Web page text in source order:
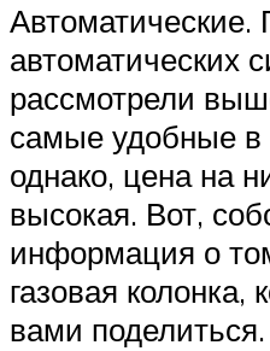
автоматических
рассмотрели
самые удобные в
однако, цена на
высокая. Вот,
информация о
газовая колонка,
вами поделиться.